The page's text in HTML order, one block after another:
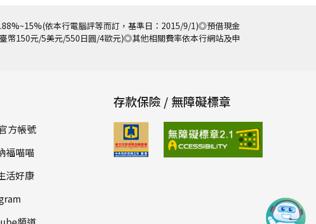
依本行電腦評等而訂，基準日：2015/9/1)◎預借現金
幣150元/5美元/550日圓/4歐元)◎其他相關費率依本行網站及申
方帳號
福喵喵
活好康
存款保險 / 無障礙標章